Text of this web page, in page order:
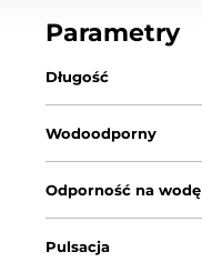
Parametry
Długość
Wodoodporny
Odporność na wodę
Pulsacja